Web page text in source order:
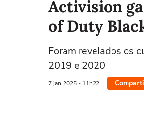
Activision
of Duty
Foram revelados os
2019 e 2020
7 jan 2025 - 11h22